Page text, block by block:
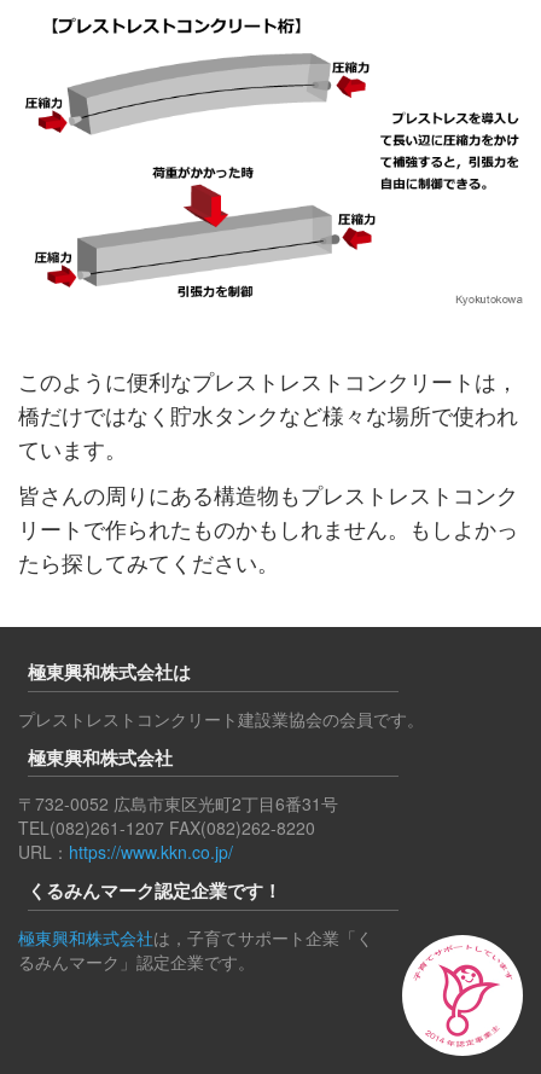
このように便利なプレストレストコンクリートは，
橋だけではなく貯水タンクなど様々な場所で使われ
ています。
皆さんの周りにある構造物もプレストレストコンク
リートで作られたものかもしれません。もしよかっ
たら探してみてください。
極東興和株式会社は
プレストレストコンクリート建設業協会の会員です。
極東興和株式会社
〒732-0052 広島市東区光町2丁目6番31号
TEL(082)261-1207 FAX(082)262-8220
URL： https://www.kkn.co.jp/
くるみんマーク認定企業です！
極東興和株式会社は，子育てサポート企業「く
るみんマーク」認定企業です。